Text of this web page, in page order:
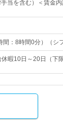
当を含む）＜賃金
間：8時間0分）（
暇10日～20日（下